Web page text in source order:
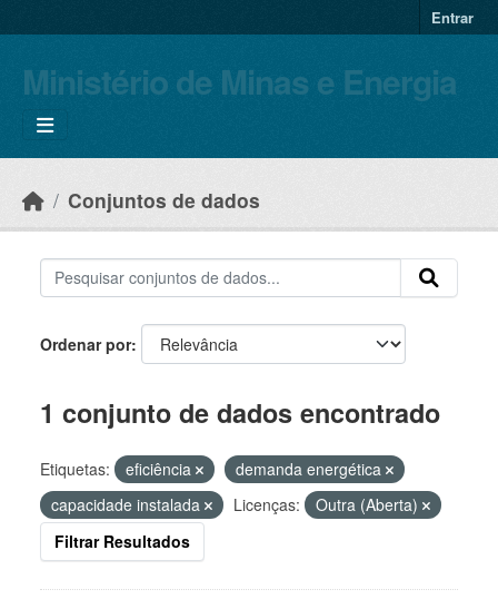
Entrar
Ministério de Minas e Energia
Conjuntos de dados
Ordenar por
1 conjunto de dados encontrado
Etiquetas: eficiência
demanda energética
capacidade instalada
Licenças:
Outra (Aberta)
Filtrar Resultados